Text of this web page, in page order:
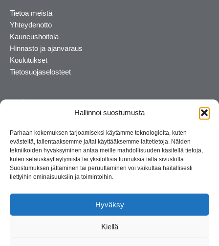
Hallinnoi suostumusta
Parhaan kokemuksen tarjoamiseksi käytämme teknologioita, kuten
evästeitä, tallentaaksemme ja/tai käyttääksemme laitetietoja. Näiden
tekniikoiden hyväksyminen antaa meille mahdollisuuden käsitellä tietoja,
kuten selauskäyttäytymistä tai yksilöllisiä tunnuksia tällä sivustolla.
Suostumuksen jättäminen tai peruuttaminen voi vaikuttaa haitallisesti
tiettyihin ominaisuuksiin ja toimintoihin.
Hyväksy
Kiellä
Tietoa meistä
Yhteydenotto
Kauneushoitola
Hinnasto ja ajanvaraus
Koulutukset
Tietosuojaselosteet
perheyritys yli 35 vuotta.